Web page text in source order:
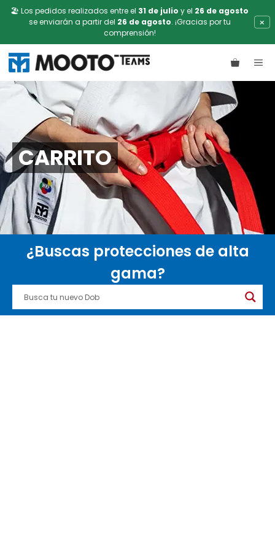
🏖️ Los pedidos realizados entre el 31 de julio y el 26 de agosto
se enviarán a partir del 26 de agosto. ¡Gracias por tu
comprensión!
×
Saltar
contenido
CARRITO
¿Buscas protecciones de alta
gama?